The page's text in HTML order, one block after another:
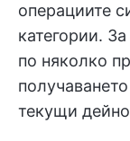
операциите
категории.
по няколко
текущи